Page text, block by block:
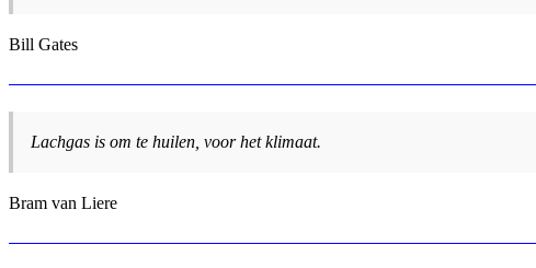
Bill Gates
Lachgas is om te huilen, voor het klimaat.
Bram van Liere